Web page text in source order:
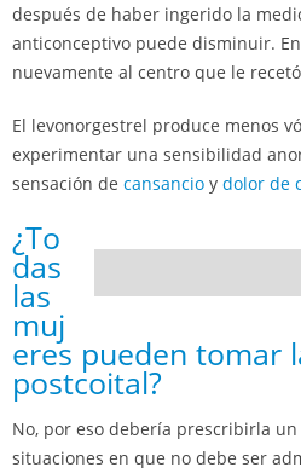
después de haber ingerido la
anticonceptivo puede disminuir.
nuevamente al centro que le
El levonorgestrel produce menos
experimentar una sensibilidad
sensación de cansancio y dolor de
¿To
das
las
muj
eres pueden tomar
postcoital?
No, por eso debería prescribirla
situaciones en que no debe ser